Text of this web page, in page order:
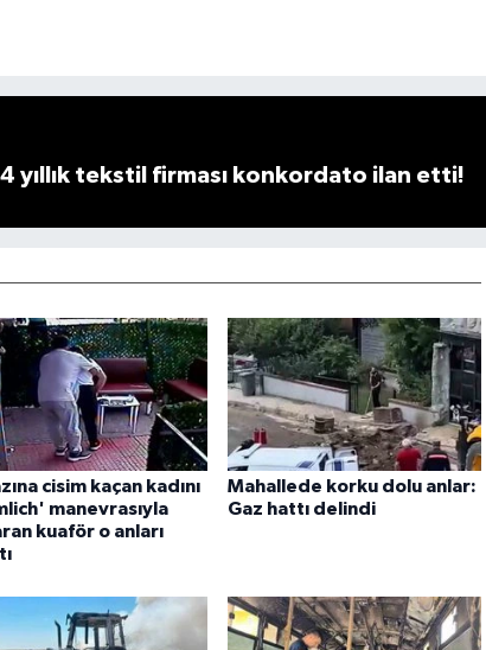
yıllık tekstil firması konkordato ilan etti!
cisim kaçan kadını
manevrasıyla
kuaför o anları
Mahallede korku dolu anlar:
Gaz hattı delindi